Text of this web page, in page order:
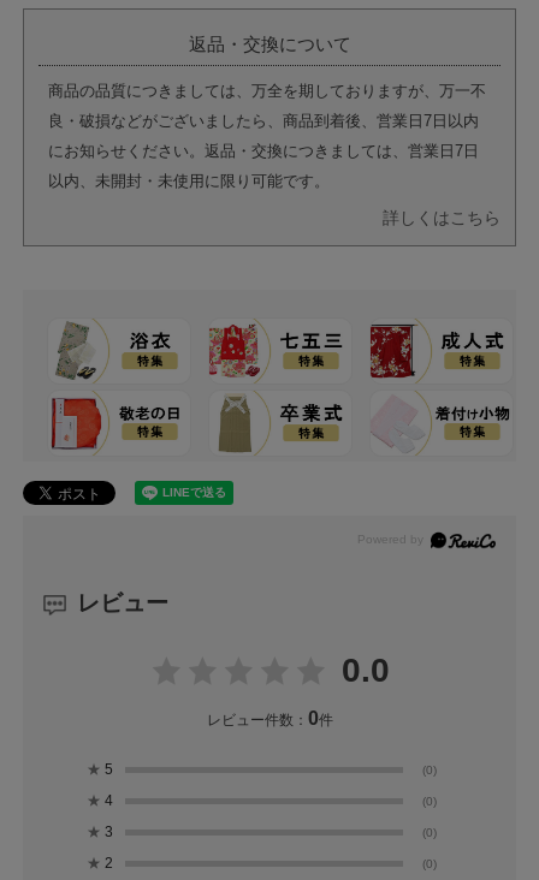
返品・交換について
商品の品質につきましては、万全を期しておりますが、万一不
良・破損などがございましたら、商品到着後、営業日7日以内
にお知らせください。返品・交換につきましては、営業日7日
以内、未開封・未使用に限り可能です。
詳しくはこちら
レビュー
0.0
レビュー件数： 0件
★ 5 (0)
★ 4 (0)
★ 3 (0)
★ 2 (0)